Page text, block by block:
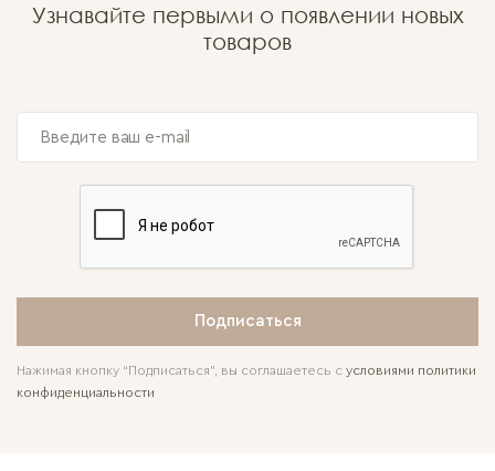
Узнавайте первыми о появлении новых
товаров
Подписаться
Нажимая кнопку “Подписаться”, вы соглашаетесь с условиями политики
конфиденциальности